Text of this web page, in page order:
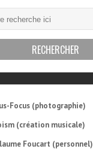
Focus (photographie)
(création musicale)
Foucart (personnel)